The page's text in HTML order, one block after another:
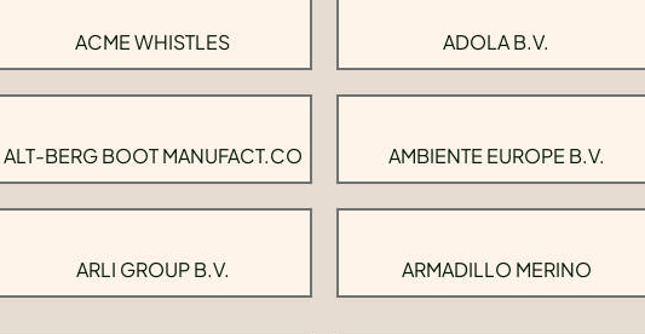
ACME WHISTLES ADOLA B.V.
ALT-BERG BOOT MANUFACT.CO AMBIENTE EUROPE B.V.
ARLI GROUP B.V. ARMADILLO MERINO